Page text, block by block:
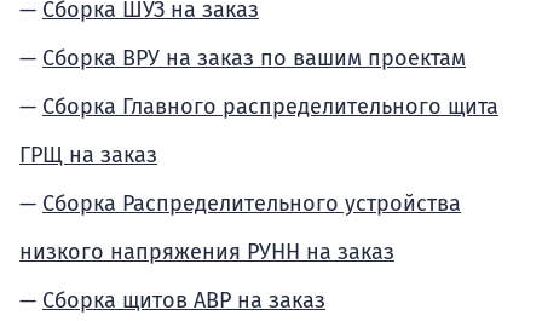
Сборка ШУЗ на заказ
Сборка ВРУ на заказ по вашим проектам
Сборка Главного распределительного щита
ГРЩ на заказ
Сборка Распределительного устройства
низкого напряжения РУНН на заказ
Сборка щитов АВР на заказ